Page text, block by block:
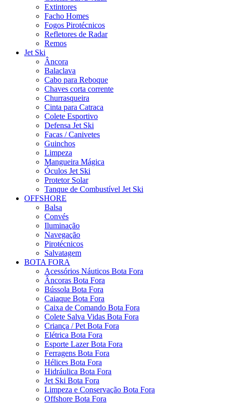
Extintores
Facho Homes
Fogos Pirotécnicos
Refletores de Radar
Remos
Jet Ski
Âncora
Balaclava
Cabo para Reboque
Chaves corta corrente
Churrasqueira
Cinta para Catraca
Colete Esportivo
Defensa Jet Ski
Facas / Canivetes
Guinchos
Limpeza
Mangueira Mágica
Óculos Jet Ski
Protetor Solar
Tanque de Combustível Jet Ski
OFFSHORE
Balsa
Convés
Iluminação
Navegação
Pirotécnicos
Salvatagem
BOTA FORA
Acessórios Náuticos Bota Fora
Âncoras Bota Fora
Bússola Bota Fora
Caiaque Bota Fora
Caixa de Comando Bota Fora
Colete Salva Vidas Bota Fora
Criança / Pet Bota Fora
Elétrica Bota Fora
Esporte Lazer Bota Fora
Ferragens Bota Fora
Hélices Bota Fora
Hidráulica Bota Fora
Jet Ski Bota Fora
Limpeza e Conservação Bota Fora
Offshore Bota Fora